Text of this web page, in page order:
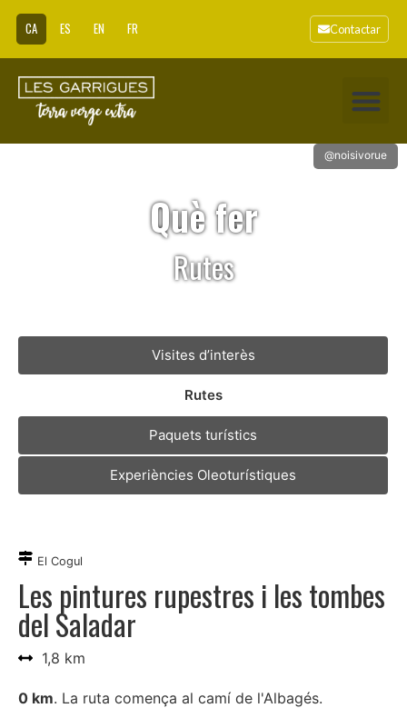
CA ES EN FR Contactar
@noisivorue
Què fer
Rutes
Visites d’interès
Rutes
Paquets turístics
Experiències Oleoturístiques
El Cogul
Les pintures rupestres i les tombes
del Saladar
1,8 km
0 km. La ruta comença al camí de l'Albagés.